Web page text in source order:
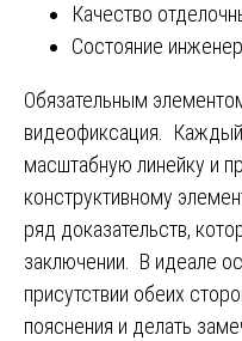
Качество
Состояние
Обязательным
видеофиксация.
масштабную линейку и
конструктивному
ряд доказательств,
заключении. В идеале
присутствии обеих
пояснения и делать